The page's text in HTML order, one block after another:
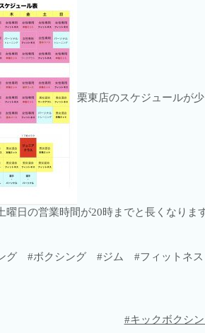
栗東店のスケジュールが
曜日の営業時間が20時までと長くなりま
グ #ボクシング #ジム #フィットネス
#キックボクシ